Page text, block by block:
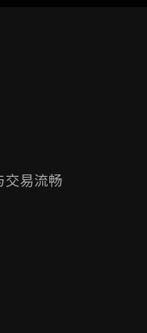
交易流畅